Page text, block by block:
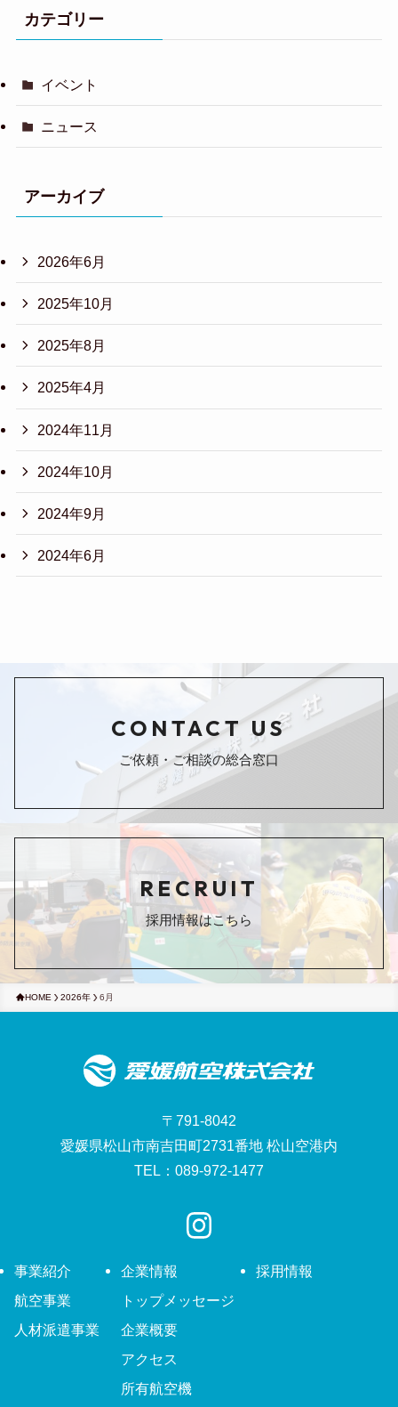
カテゴリー
イベント
ニュース
アーカイブ
2026年6月
2025年10月
2025年8月
2025年4月
2024年11月
2024年10月
2024年9月
2024年6月
CONTACT US
ご依頼・ご相談の総合窓口
RECRUIT
採用情報はこちら
HOME 2026年 6月
〒791-8042
愛媛県松山市南吉田町2731番地 松山空港内
TEL：089-972-1477
事業紹介
航空事業
人材派遣事業
企業情報
トップメッセージ
企業概要
アクセス
所有航空機
採用情報